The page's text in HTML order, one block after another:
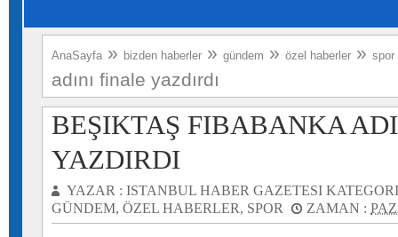
AnaSayfa » bizden haberler » gündem » özel haberler » spor
adını finale yazdırdı
BEŞIKTAŞ FIBABANKA
YAZDIRDI
YAZAR : ISTANBUL HABER GAZETESI
GÜNDEM, ÖZEL HABERLER, SPOR ZAMAN :